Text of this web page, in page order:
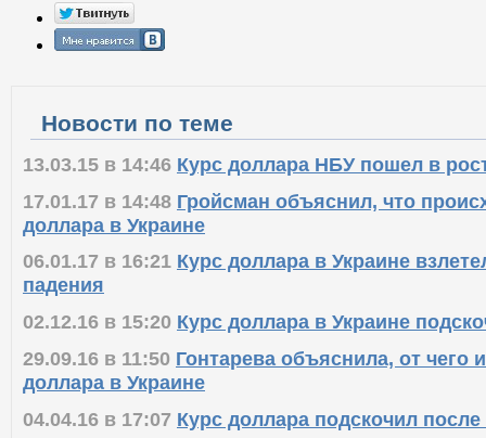
Новости по теме
13.03.15 в 14:46 Курс доллара НБУ пошел в
17.01.17 в 14:48 Гройсман объяснил, что
доллара в Украине
06.01.17 в 16:21 Курс доллара в Украине
падения
02.12.16 в 15:20 Курс доллара в Украине
29.09.16 в 11:50 Гонтарева объяснила, от чего
доллара в Украине
04.04.16 в 17:07 Курс доллара подскочил